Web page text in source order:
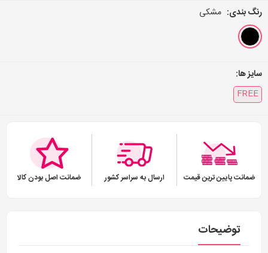
رنگ بندی: مشکی
سایز ها:
FREE
ضمانت پایین ترین قیمت ارسال به سراسر کشور ضمانت اصل بودن کالا
توضیحات